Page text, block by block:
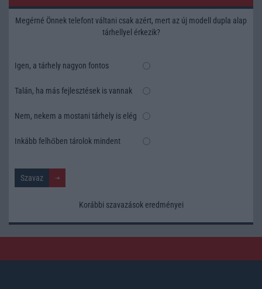
Megérné Önnek telefont váltani csak azért, mert az új modell dupla alap
tárhellyel érkezik?
Igen, a tárhely nagyon fontos
Talán, ha más fejlesztések is vannak
Nem, nekem a mostani tárhely is elég
Inkább felhőben tárolok mindent
Korábbi szavazások eredményei